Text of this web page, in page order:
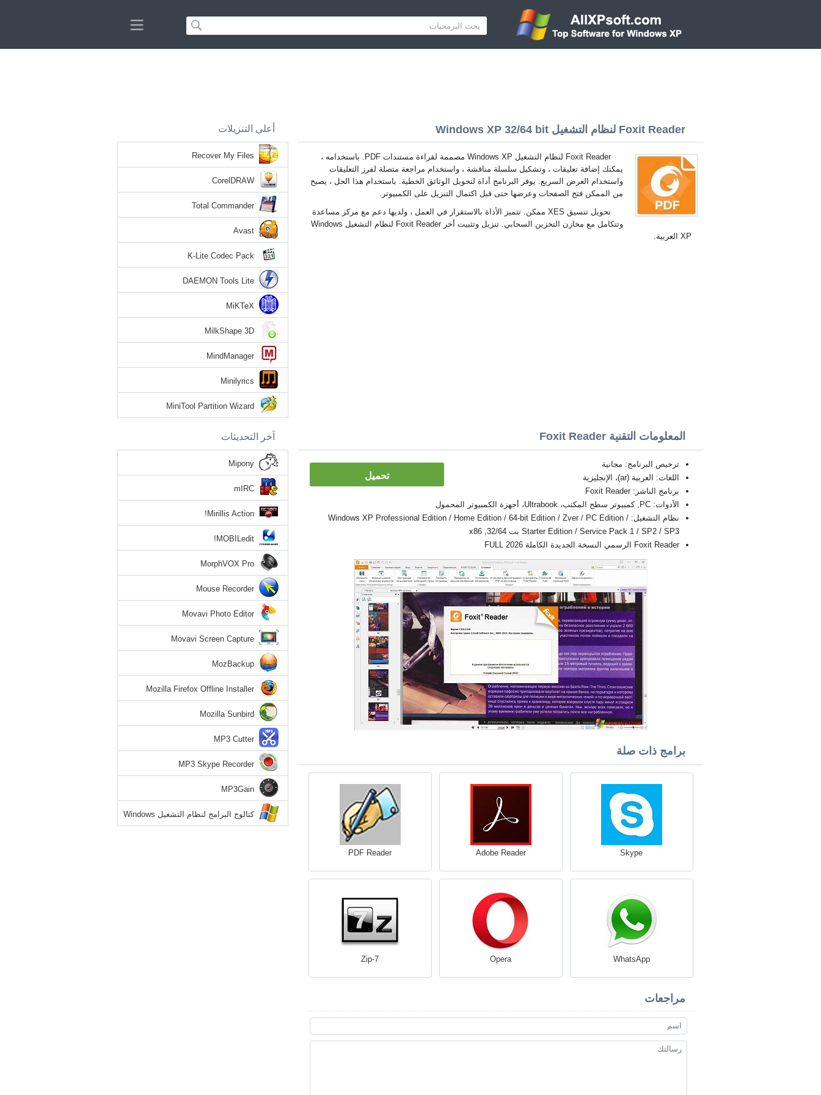
Foxit Reader لنظام التشغيل Windows XP 32/64 bit
Foxit Reader لنظام التشغيل Windows XP مصممة لقراءة مستندات PDF. باستخدامه ،
يمكنك إضافة تعليقات ، وتشكيل سلسلة مناقشة ، واستخدام مراجعة متصلة لفرز التعليقات
واستخدام العرض السريع. يوفر البرنامج أداة لتحويل الوثائق الخطية. باستخدام هذا الحل ، يصبح
من الممكن فتح الصفحات وعرضها حتى قبل اكتمال التنزيل على الكمبيوتر.
تحويل تنسيق XES ممكن. تتميز الأداة بالاستقرار في العمل ، ولديها دعم مع مركز مساعدة
وتتكامل مع مخازن التخزين السحابي. تنزيل وتثبيت أخر Foxit Reader لنظام التشغيل Windows
XP العربية.
المعلومات التقنية Foxit Reader
تحميل
ترخيص البرنامج: مجانية
اللغات: العربية (ar)، الإنجليزية
برنامج الناشر: Foxit Reader
الأدوات: PC, كمبيوتر سطح المكتب، Ultrabook، أجهزة الكمبيوتر المحمول
نظام التشغيل: Windows XP Professional Edition / Home Edition / 64-bit Edition / Zver / PC Edition /
Starter Edition / Service Pack 1 / SP2 / SP3 بت 32/64, x86
Foxit Reader الرسمي النسخة الجديدة الكاملة FULL 2026
برامج ذات صلة
Skype
Adobe Reader
PDF Reader
WhatsApp
Opera
7-Zip
مراجعات
أعلى التنزيلات
Recover My Files
CorelDRAW
Total Commander
Avast
K-Lite Codec Pack
DAEMON Tools Lite
MiKTeX
MilkShape 3D
MindManager
Minilyrics
MiniTool Partition Wizard
آخر التحديثات
Mipony
mIRC
Mirillis Action!
MOBILedit!
MorphVOX Pro
Mouse Recorder
Movavi Photo Editor
Movavi Screen Capture
MozBackup
Mozilla Firefox Offline Installer
Mozilla Sunbird
MP3 Cutter
MP3 Skype Recorder
MP3Gain
كتالوج البرامج لنظام التشغيل Windows
XP